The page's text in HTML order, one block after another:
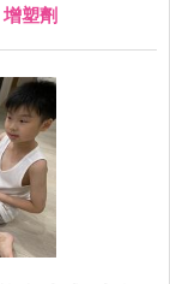
增塑劑